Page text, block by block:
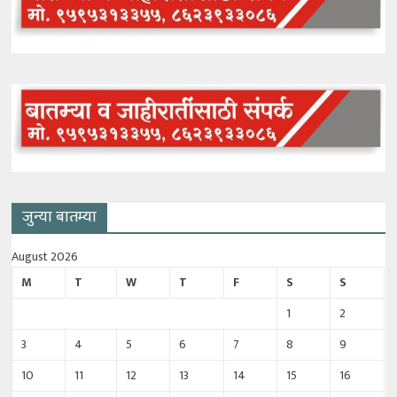
जुन्या बातम्या
August 2026
M
T W T F S
S
1
2
3
4 5 6 7 8
9
10
11 12 13 14 15
16